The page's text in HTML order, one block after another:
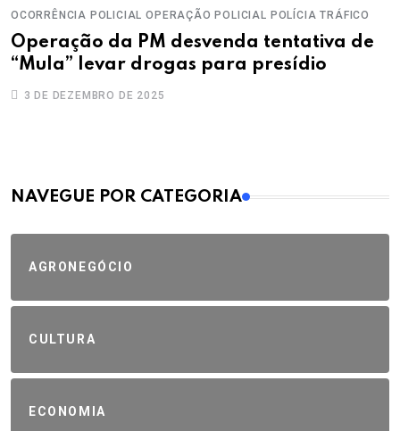
OCORRÊNCIA POLICIAL OPERAÇÃO POLICIAL POLÍCIA TRÁFICO
Operação da PM desvenda tentativa de
“Mula” levar drogas para presídio
3 DE DEZEMBRO DE 2025
MAIS VISTOS
NAVEGUE POR CATEGORIA
AGRONEGÓCIO
CULTURA
ECONOMIA